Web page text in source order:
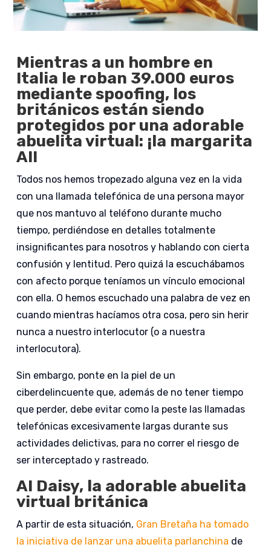
Mientras a un hombre en
Italia le roban 39.000 euros
mediante spoofing, los
británicos están siendo
protegidos por una adorable
abuelita virtual: ¡la margarita
AI!
Todos nos hemos tropezado alguna vez en la vida
con una llamada telefónica de una persona mayor
que nos mantuvo al teléfono durante mucho
tiempo, perdiéndose en detalles totalmente
insignificantes para nosotros y hablando con cierta
confusión y lentitud. Pero quizá la escuchábamos
con afecto porque teníamos un vínculo emocional
con ella. O hemos escuchado una palabra de vez en
cuando mientras hacíamos otra cosa, pero sin herir
nunca a nuestro interlocutor (o a nuestra
interlocutora).
Sin embargo, ponte en la piel de un
ciberdelincuente que, además de no tener tiempo
que perder, debe evitar como la peste las llamadas
telefónicas excesivamente largas durante sus
actividades delictivas, para no correr el riesgo de
ser interceptado y rastreado.
AI Daisy, la adorable abuelita
virtual británica
A partir de esta situación, Gran Bretaña ha tomado
la iniciativa de lanzar una abuelita parlanchina de